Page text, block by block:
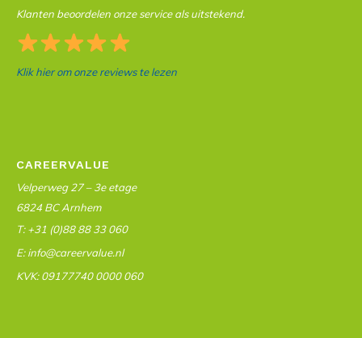
Klanten beoordelen onze service als uitstekend.
Klik hier om onze reviews te lezen
CAREERVALUE
Velperweg 27 – 3e etage
6824 BC Arnhem
T: +31 (0)88 88 33 060
E: info@careervalue.nl
KVK: 09177740 0000 060